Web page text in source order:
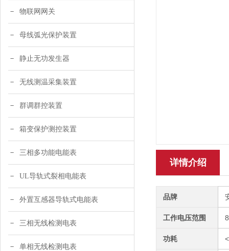
物联网网关
母线弧光保护装置
静止无功发生器
无线测温采集装置
群调群控装置
箱变保护测控装置
三相多功能电能表
UL导轨式裂相电能表
外置互感器导轨式电能表
三相无线检测电表
单相无线检测电表
详情介绍
品牌
工作电压范围
功耗